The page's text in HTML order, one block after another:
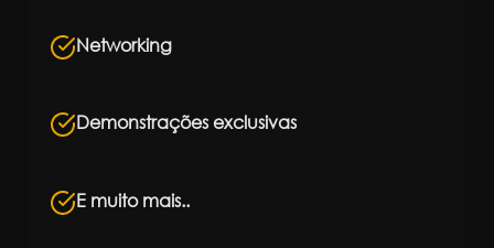
Networking
Demonstrações exclusivas
E muito mais..